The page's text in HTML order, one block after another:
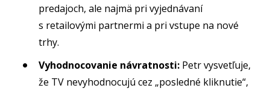
predajoch, ale najmä pri vyjednávaní
s retailovými partnermi a pri vstupe na nové
trhy.
Vyhodnocovanie návratnosti: Petr vysvetľuje,
že TV nevyhodnocujú cez „posledné kliknutie“,